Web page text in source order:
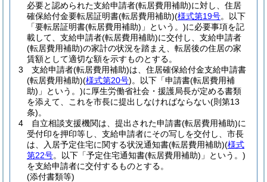
必要と認められた支給申請者(転居費用補助)に対し、住居
確保給付金要転居証明書(転居費用補助)(様式第19号。以下
「要転居証明書(転居費用補助) 」という。)に必要事項を記
載して、支給申請者(転居費用補助)に交付し、支給申請者
(転居費用補助)の家計の状況を踏まえ、転居後の住居の家
賃額として適切な額を示すものとする。
3
支給申請者(転居費用補助)は、住居確保給付金支給申請書
(転居費用補助)(様式第20号)。 以下「申請書(転居費用補
助) 」という。 )に厚生労働省社会・援護局長が定める書類
を添えて、これを市長に提出しなければならない(則第13
条)。
4
自立相談支援機関は、提出された申請書(転居費用補助)に
受付印を押印等し、支給申請者にその写しを交付し、市長
は、入居予定住宅に関する状況通知書(転居費用補助)(様式
第22号。以下「予定住宅通知書(転居費用補助) 」という。)
を支給申請者に交付するものとする。
(添付書類等)